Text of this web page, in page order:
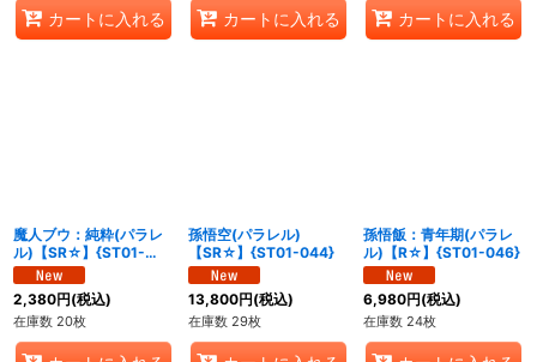
カートに入れる カートに入れる カートに入れる
魔人ブウ：純粋(パラレ
ル)【SR☆】{ST01-
038}
2,380円(税込)
在庫数 20枚
孫悟空(パラレル)
【SR☆】{ST01-044}
13,800円(税込)
在庫数 29枚
孫悟飯：青年期(パラレ
ル)【R☆】{ST01-046}
6,980円(税込)
在庫数 24枚